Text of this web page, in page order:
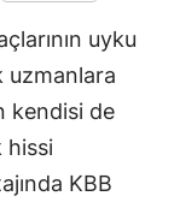
Edirne
Elazığ
uyku
uzmanlara
kendisi de
hissi
KBB